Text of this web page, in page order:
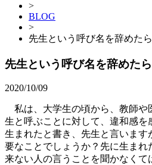
>
BLOG
>
先生という呼び名を辞めた
先生という呼び名を辞めた
2020/10/09
私は、大学生の頃から、教師や
生と呼ぶことに対して、違和感
生まれたと書き、先生と言いま
要なことでしょうか？先に生まれ
来ない人の言うことを聞かなくて